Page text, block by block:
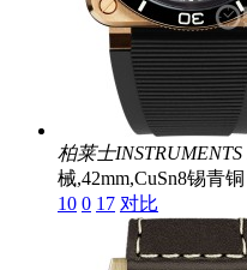
柏莱士INSTRUMENTS
械,42mm,CuSn8锡青铜
10 0 17 对比